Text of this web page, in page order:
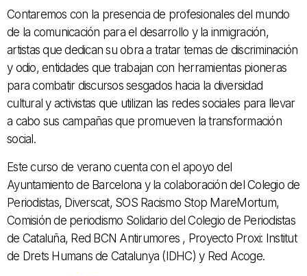
Contaremos con la presencia de profesionales del mundo
de la comunicación para el desarrollo y la inmigración,
artistas que dedican su obra a tratar temas de discriminación
y odio, entidades que trabajan con herramientas pioneras
para combatir discursos sesgados hacia la diversidad
cultural y activistas que utilizan las redes sociales para llevar
a cabo sus campañas que promueven la transformación
social.
Este curso de verano cuenta con el apoyo del
Ayuntamiento de Barcelona y la colaboración del Colegio de
Periodistas, Diverscat, SOS Racismo Stop MareMortum,
Comisión de periodismo Solidario del Colegio de Periodistas
de Cataluña, Red BCN Antirumores , Proyecto Proxi: Institut
de Drets Humans de Catalunya (IDHC) y Red Acoge.